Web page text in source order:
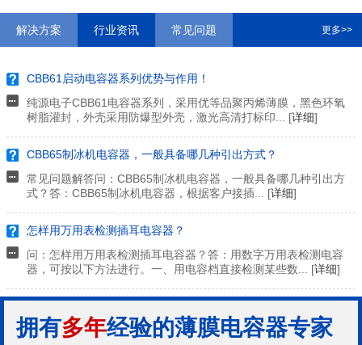
解决方案 行业资讯 常见问题 更多>>
CBB61启动电容器系列优势与作用！
纯源电子CBB61电容器系列，采用优等品聚丙烯薄膜，黑色环氧
树脂灌封，外壳采用防爆型外壳，激光高清打标印... [详细]
CBB65制冰机电容器，一般具备哪几种引出方式？
常见问题解答问：CBB65制冰机电容器，一般具备哪几种引出方
式？答：CBB65制冰机电容器，根据客户接插... [详细]
怎样用万用表检测插耳电容器？
问：怎样用万用表检测插耳电容器？答：用数字万用表检测电容
器，可按以下方法进行。一、用电容档直接检测某些数... [详细]
拥有多年经验的薄膜电容器专家